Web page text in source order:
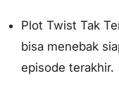
Plot Twist Tak
bisa menebak
episode terakhir.